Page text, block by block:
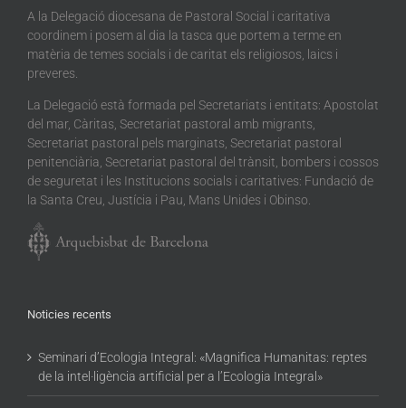
A la Delegació diocesana de Pastoral Social i caritativa
coordinem i posem al dia la tasca que portem a terme en
matèria de temes socials i de caritat els religiosos, laics i
preveres.
La Delegació està formada pel Secretariats i entitats: Apostolat
del mar, Càritas, Secretariat pastoral amb migrants,
Secretariat pastoral pels marginats, Secretariat pastoral
penitenciària, Secretariat pastoral del trànsit, bombers i cossos
de seguretat i les Institucions socials i caritatives: Fundació de
la Santa Creu, Justícia i Pau, Mans Unides i Obinso.
Noticies recents
Seminari d’Ecologia Integral: «Magnifica Humanitas: reptes
de la intel·ligència artificial per a l’Ecologia Integral»